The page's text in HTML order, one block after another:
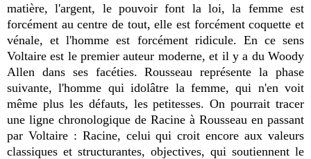
matière, l'argent, le pouvoir font la loi, la femme est
forcément au centre de tout, elle est forcément coquette et
vénale, et l'homme est forcément ridicule. En ce sens
Voltaire est le premier auteur moderne, et il y a du Woody
Allen dans ses facéties. Rousseau représente la phase
suivante, l'homme qui idolâtre la femme, qui n'en voit
même plus les défauts, les petitesses. On pourrait tracer
une ligne chronologique de Racine à Rousseau en passant
par Voltaire : Racine, celui qui croit encore aux valeurs
classiques et structurantes, objectives, qui soutiennent le